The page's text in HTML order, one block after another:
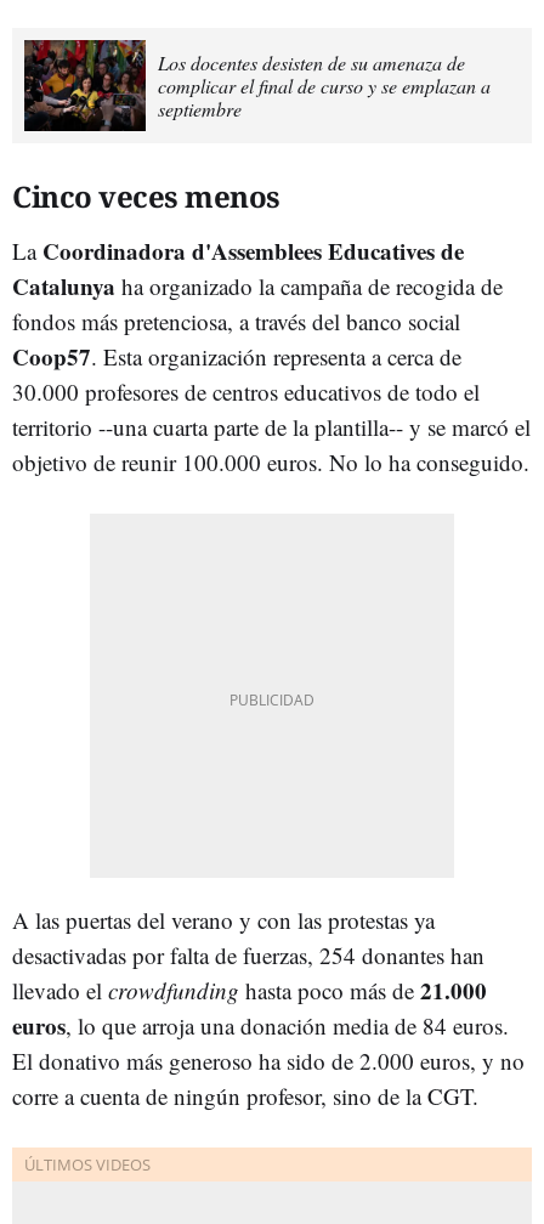
Los docentes desisten de su amenaza de
complicar el final de curso y se emplazan a
septiembre
Cinco veces menos
La Coordinadora d'Assemblees Educatives de
Catalunya ha organizado la campaña de recogida de
fondos más pretenciosa, a través del banco social
Coop57. Esta organización representa a cerca de
30.000 profesores de centros educativos de todo el
territorio --una cuarta parte de la plantilla-- y se marcó el
objetivo de reunir 100.000 euros. No lo ha conseguido.
A las puertas del verano y con las protestas ya
desactivadas por falta de fuerzas, 254 donantes han
llevado el crowdfunding hasta poco más de 21.000
euros, lo que arroja una donación media de 84 euros.
El donativo más generoso ha sido de 2.000 euros, y no
corre a cuenta de ningún profesor, sino de la CGT.